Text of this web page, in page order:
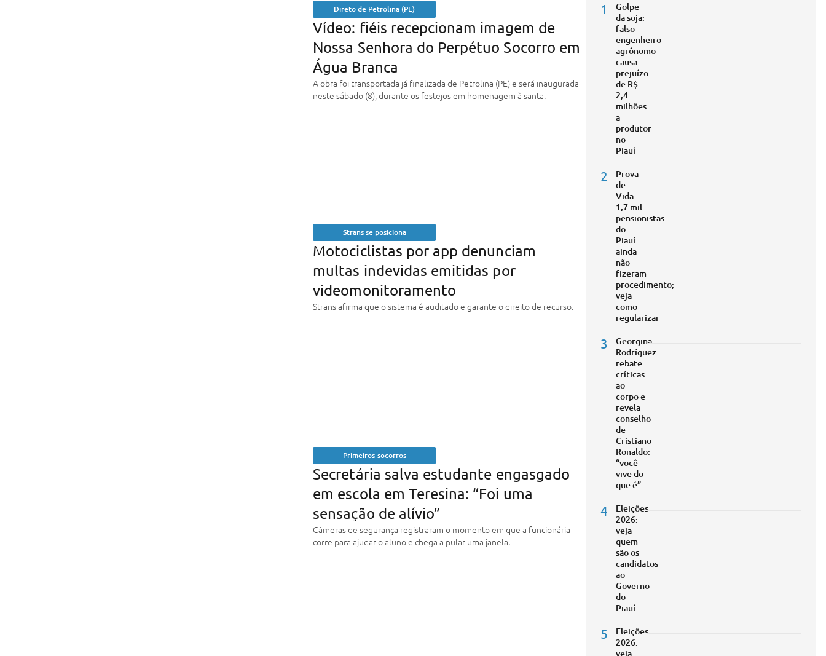
Direto de Petrolina (PE)
Vídeo: fiéis recepcionam imagem de
Nossa Senhora do Perpétuo Socorro em
Água Branca
A obra foi transportada já finalizada de Petrolina (PE) e será inaugurada
neste sábado (8), durante os festejos em homenagem à santa.
Strans se posiciona
Motociclistas por app denunciam
multas indevidas emitidas por
videomonitoramento
Strans afirma que o sistema é auditado e garante o direito de recurso.
Primeiros-socorros
Secretária salva estudante engasgado
em escola em Teresina: “Foi uma
sensação de alívio”
Câmeras de segurança registraram o momento em que a funcionária
corre para ajudar o aluno e chega a pular uma janela.
1
Golpe
da soja:
falso
engenheiro
agrônomo
causa
prejuízo
de R$
2,4
milhões
a
produtor
no
Piauí
2
Prova
de
Vida:
1,7 mil
pensionistas
do
Piauí
ainda
não
fizeram
procedimento;
veja
como
regularizar
3
Georgina
Rodríguez
rebate
críticas
ao
corpo e
revela
conselho
de
Cristiano
Ronaldo:
“você
vive do
que é”
4
Eleições
2026:
veja
quem
são os
candidatos
ao
Governo
do
Piauí
5
Eleições
2026:
veja